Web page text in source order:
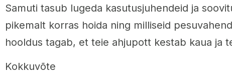
Samuti tasub lugeda kasutusjuhendeid ja
pikemalt korras hoida ning milliseid
hooldus tagab, et teie ahjupott kestab kaua ja
Kokkuvõte